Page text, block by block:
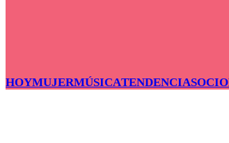
HOYMUJERMÚSICATENDENCIASOCIO